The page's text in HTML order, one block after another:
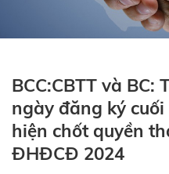
BCC:CBTT và BC:
ngày đăng ký
hiện chốt quyền
ĐHĐCĐ 2024